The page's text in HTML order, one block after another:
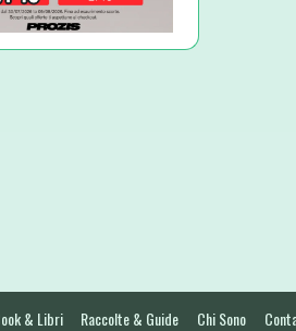
& Libri Raccolte & Guide Chi Sono